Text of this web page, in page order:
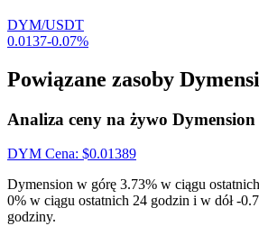
DYM/USDT
0.0137-0.07%
Powiązane zasoby
Analiza ceny na żywo
DYM Cena: $0.01389
Dymension w górę 3.73% w ciągu
0% w ciągu ostatnich 24 godzin i w dół -
godziny.